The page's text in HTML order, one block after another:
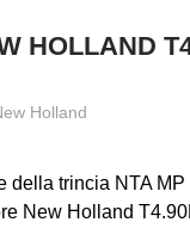
HOLLAND
Holland
trincia NTA
New Holland